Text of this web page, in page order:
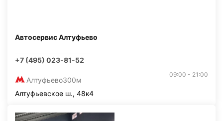
Автосервис Алтуфьево
+7 (495) 023-81-52
Алтуфьево300м
09:00 - 21:00
Алтуфьевское ш., 48к4